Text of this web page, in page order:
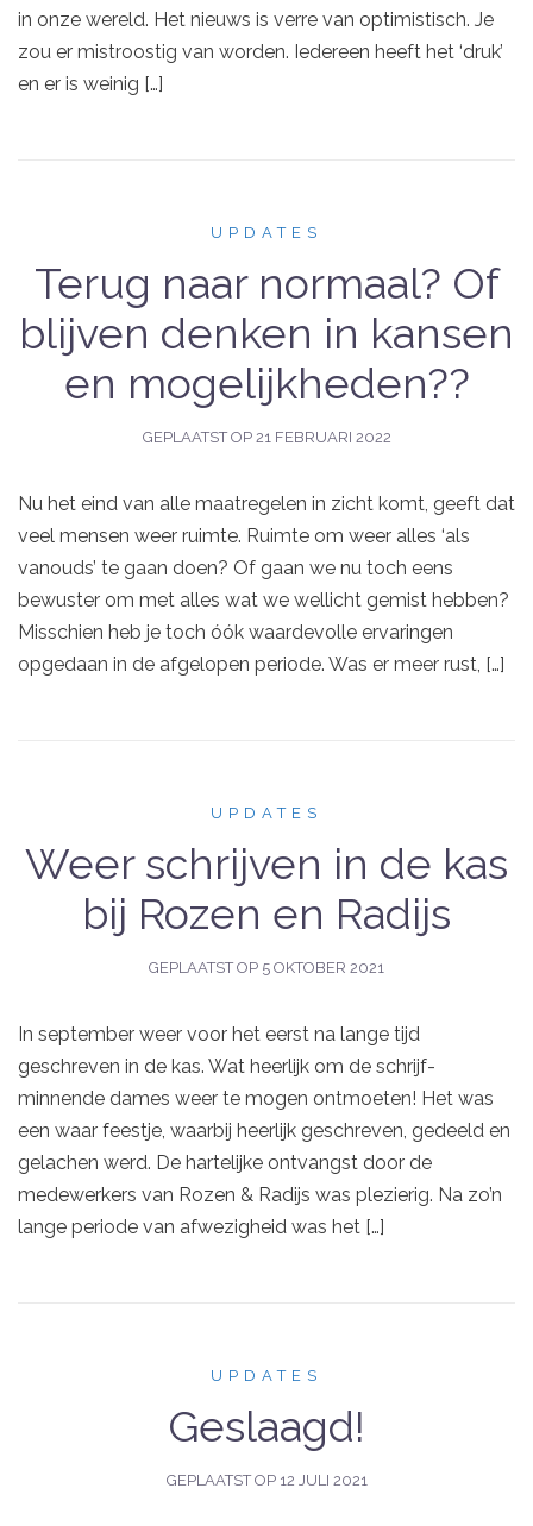
in onze wereld. Het nieuws is verre van optimistisch. Je
zou er mistroostig van worden. Iedereen heeft het ‘druk’
en er is weinig […]
UPDATES
Terug naar normaal? Of
blijven denken in kansen
en mogelijkheden??
GEPLAATST OP 21 FEBRUARI 2022
Nu het eind van alle maatregelen in zicht komt, geeft dat
veel mensen weer ruimte. Ruimte om weer alles ‘als
vanouds’ te gaan doen? Of gaan we nu toch eens
bewuster om met alles wat we wellicht gemist hebben?
Misschien heb je toch óók waardevolle ervaringen
opgedaan in de afgelopen periode. Was er meer rust, […]
UPDATES
Weer schrijven in de kas
bij Rozen en Radijs
GEPLAATST OP 5 OKTOBER 2021
In september weer voor het eerst na lange tijd
geschreven in de kas. Wat heerlijk om de schrijf-
minnende dames weer te mogen ontmoeten! Het was
een waar feestje, waarbij heerlijk geschreven, gedeeld en
gelachen werd. De hartelijke ontvangst door de
medewerkers van Rozen & Radijs was plezierig. Na zo’n
lange periode van afwezigheid was het […]
UPDATES
Geslaagd!
GEPLAATST OP 12 JULI 2021